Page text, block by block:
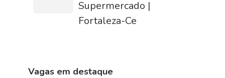
Supermercado |
Fortaleza-Ce
Vagas em destaque